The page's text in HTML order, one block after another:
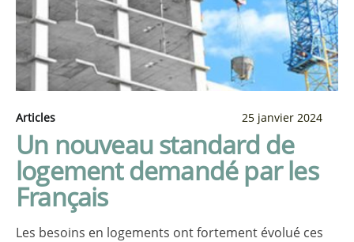
Articles 25 janvier 2024
Un nouveau standard de
logement demandé par les
Français
Les besoins en logements ont fortement évolué ces